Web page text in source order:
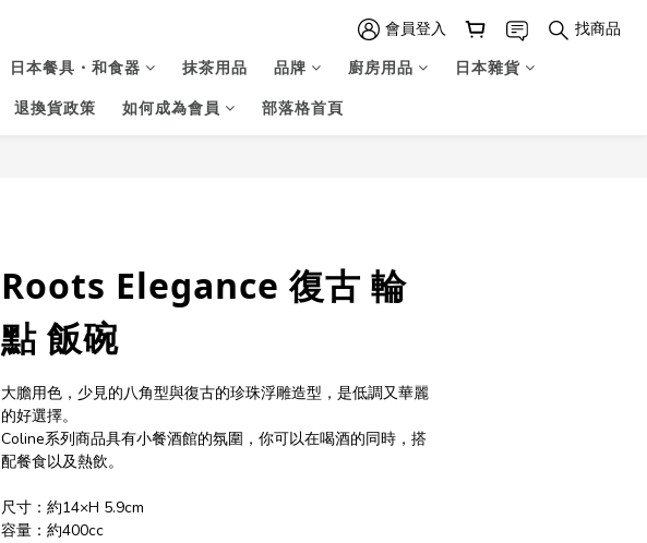
會員登入
找商品
日本餐具・和食器 抹茶用品 品牌 廚房用品
日本雜貨
退換貨政策 如何成為會員 部落格首頁
Roots Elegance 復古 輪
點 飯碗
大膽用色，少見的八角型與復古的珍珠浮雕造型，是低調又華麗
的好選擇。
Coline系列商品具有小餐酒館的氛圍，你可以在喝酒的同時，搭
配餐食以及熱飲。
尺寸：約14×H 5.9cm
容量：約400cc